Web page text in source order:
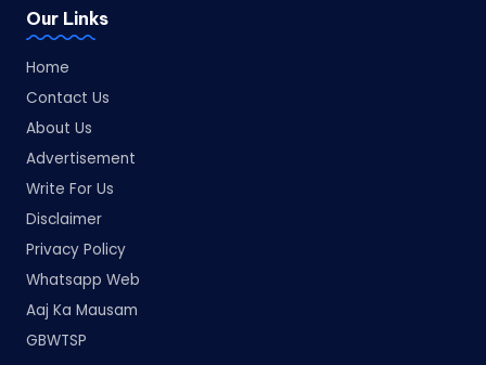
Our Links
Home
Contact Us
About Us
Advertisement
Write For Us
Disclaimer
Privacy Policy
Whatsapp Web
Aaj Ka Mausam
GBWTSP